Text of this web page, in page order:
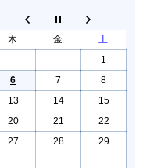
木 金
土
1
6 7
8
13 14
15
20 21
22
27 28
29